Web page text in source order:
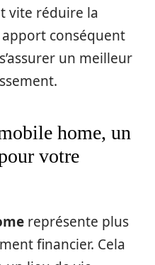
vite réduire la
conséquent
un meilleur
home, un
votre
représente plus
financier. Cela